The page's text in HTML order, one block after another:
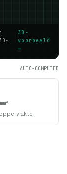
3D-
voorbeeld
→
AUTO-COMPUTED
mm²